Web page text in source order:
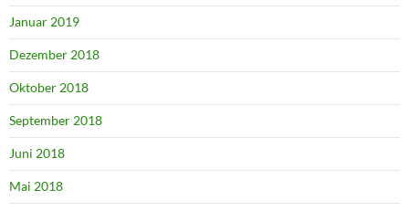
Januar 2019
Dezember 2018
Oktober 2018
September 2018
Juni 2018
Mai 2018